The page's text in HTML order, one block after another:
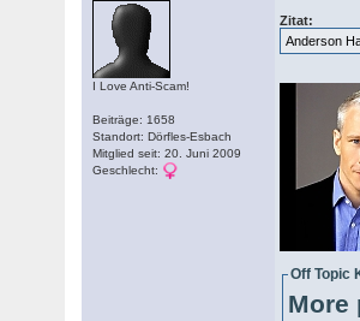
I Love Anti-Scam!
Beiträge: 1658
Standort: Dörfles-Esbach
Mitglied seit: 20. Juni 2009
Geschlecht:
Zitat:
Anderson
Off Topic
More